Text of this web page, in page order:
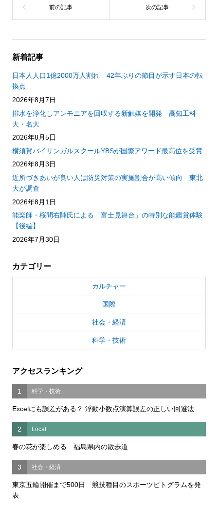
新着記事
日本人人口1億2000万人割れ 42年ぶりの節目が示す日本の転
換点
2026年8月7日
排水を浄化しアンモニアを回収する新触媒を開発 高知工科
大・名大
2026年8月5日
横須賀バイリンガルスクールYBSが国際アワード最高位を受賞
2026年8月3日
近所づきあいが良い人は防災対策の実施割合が高い傾向 東北
大が調査
2026年8月1日
能楽師・桜間右陣氏による「富士見舞台」の特別な能鑑賞体験
【後編】
2026年7月30日
カテゴリー
カルチャー
国際
社会・経済
科学・技術
アクセスランキング
1 科学・技術
Excelにも誤差がある？ 浮動小数点演算誤差の正しい回避法
2 Local
春の花が楽しめる 福島県内の散歩道
3 社会・経済
東京五輪開催まで500日 競技種目のスポーツピトグラムを発
表